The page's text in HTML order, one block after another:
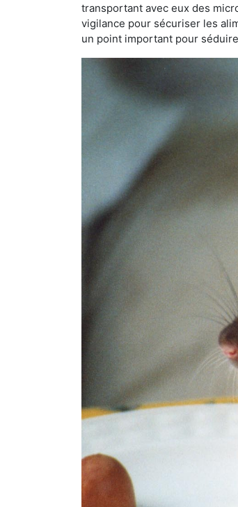
transportant avec eux des
vigilance pour sécuriser les
un point important pour